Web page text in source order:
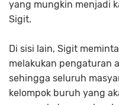
yang mungkin menjadi
Sigit.
Di sisi lain, Sigit
melakukan pengaturan
sehingga seluruh
kelompok buruh yang